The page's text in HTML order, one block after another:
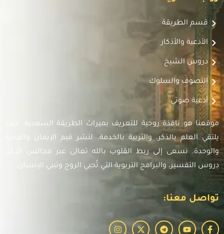
قسم الطريقة
الأدعية والأذكار
دروس الشيخ
التصوف والسلوك
أدعية صوتي
موقعنا هو نافذة روحية للتعريف بميراث الطريقة السعدية، حيث
يلتقي العلم بالذكر، والتربية بالخدمة، لنشر قيم الإيمان والمحبة
والوحدة. نسعى إلى ربط القلوب بالله تعالى عبر مجالس الذكر،
دروس التفسير، والبرامج التربوية التي تُحيي الروح وتبني الإنسان.
تواصل معنا: